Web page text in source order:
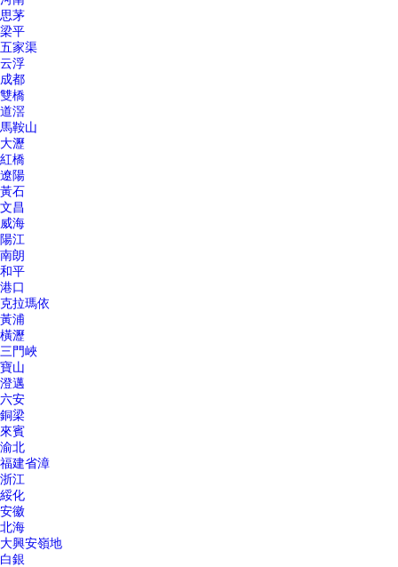
思茅
梁平
五家渠
云浮
成都
雙橋
道滘
馬鞍山
大瀝
紅橋
遼陽
黃石
文昌
威海
陽江
南朗
和平
港口
克拉瑪依
黃浦
橫瀝
三門峽
寶山
澄邁
六安
銅梁
來賓
渝北
福建省漳
浙江
綏化
安徽
北海
大興安嶺地
白銀